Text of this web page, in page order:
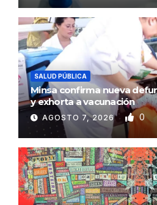
SALUD PÚBLICA
Minsa confirma nueva
y exhorta a vacunación
AGOSTO 7, 2026 0